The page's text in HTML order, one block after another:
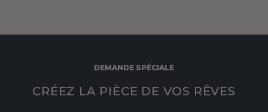
DEMANDE SPÉCIALE
CRÉEZ LA PIÈCE DE VOS RÊVES